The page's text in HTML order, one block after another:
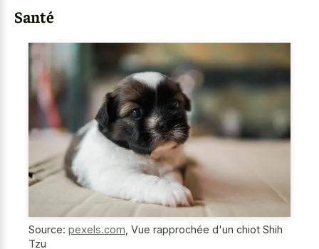
Santé
Source: pexels.com Vue rapprochée d'un chiot Shih
Tzu